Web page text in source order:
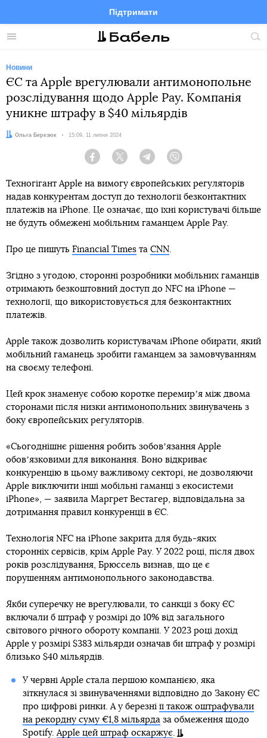
Меню
Підтримати
FacebookTelegramTwitter
Новини
ЄС та Apple врегулювали антимонопольне
розслідування щодо Apple Pay. Компанія
уникне штрафу в $40 мільярдів
Автор:
Ольга Березюк Дата:
15:09, 11 липня 2024
Facebook Twitter Telegram
Техногігант Apple на вимогу європейських регуляторів
надав конкурентам доступ до технології безконтактних
платежів на iPhone. Це означає, що їхні користувачі більше
не будуть обмежені мобільним гаманцем Apple Pay.
Про це пишуть Financial Times та CNN.
Згідно з угодою, сторонні розробники мобільних гаманців
отримають безкоштовний доступ до NFC на iPhone —
технології, що використовується для безконтактних
платежів.
Apple також дозволить користувачам iPhone обирати, який
мобільний гаманець зробити гаманцем за замовчуванням
на своєму телефоні.
Цей крок знаменує собою коротке перемирʼя між двома
сторонами після низки антимонопольних звинувачень з
боку європейських регуляторів.
«Сьогоднішнє рішення робить зобовʼязання Apple
обовʼязковими для виконання. Воно відкриває
конкуренцію в цьому важливому секторі, не дозволяючи
Apple виключити інші мобільні гаманці з екосистеми
iPhone», — заявила Маргрет Вестагер, відповідальна за
дотримання правил конкуренції в ЄС.
Технологія NFC на iPhone закрита для будь-яких
сторонніх сервісів, крім Apple Pay. У 2022 році, після двох
років розслідування, Брюссель визнав, що це є
порушенням антимонопольного законодавства.
Якби суперечку не врегулювали, то санкції з боку ЄС
включали б штраф у розмірі до 10% від загального
світового річного обороту компанії. У 2023 році дохід
Apple у розмірі $383 мільярди означав би штраф у розмірі
близько $40 мільярдів.
У червні Apple стала першою компанією, яка
зіткнулася зі звинуваченнями відповідно до Закону ЄС
про цифрові ринки. А у березні її також оштрафували
на рекордну суму €1,8 мільярдаза обмеження щодо
Spotify.Apple цей штраф оскаржує.